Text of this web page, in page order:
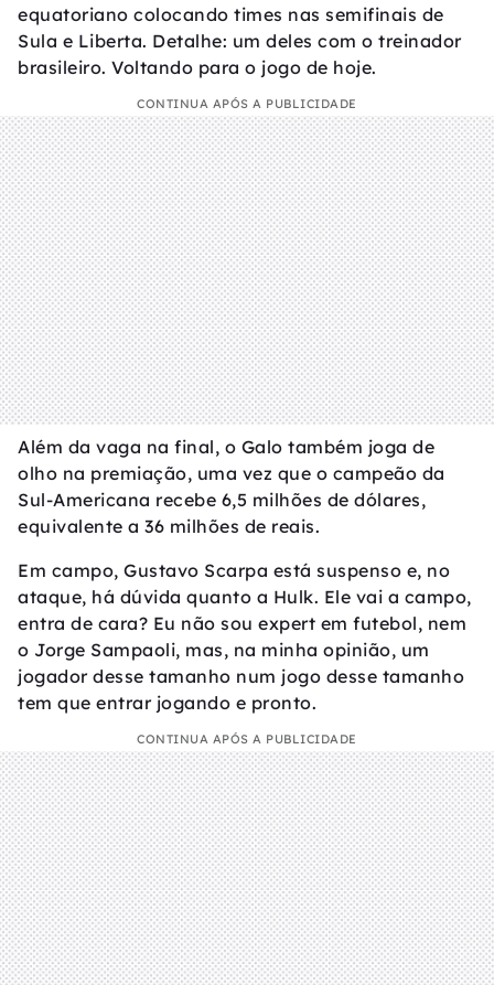
equatoriano colocando times nas semifinais de
Sula e Liberta. Detalhe: um deles com o treinador
brasileiro. Voltando para o jogo de hoje.
CONTINUA APÓS A PUBLICIDADE
Além da vaga na final, o Galo também joga de
olho na premiação, uma vez que o campeão da
Sul-Americana recebe 6,5 milhões de dólares,
equivalente a 36 milhões de reais.
Em campo, Gustavo Scarpa está suspenso e, no
ataque, há dúvida quanto a Hulk. Ele vai a campo,
entra de cara? Eu não sou expert em futebol, nem
o Jorge Sampaoli, mas, na minha opinião, um
jogador desse tamanho num jogo desse tamanho
tem que entrar jogando e pronto.
CONTINUA APÓS A PUBLICIDADE